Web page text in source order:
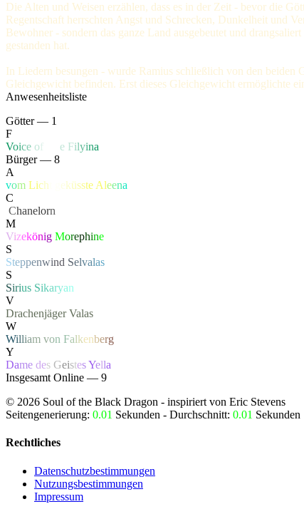
Die Alten und Weisen erzählen, dass es in der Zeit - bevor die
Regentschaft herrschten Angst und Schrecken, Dunkelheit und
Bewohner - sondern das ganze Land ausgebeutet und
gestanden hat.
In Liedern besungen - wurde Ramius schließlich von den
Gleichgewicht befinden. Erst dieses Gleichgewicht ermöglichte
Anwesenheitsliste
Götter — 1
F
Voice of e Filyina
Bürger — 8
A
vom Lich eküsste Aleena
C
Chanelorn
M
Vizekönig Morephine
S
Steppenwind Selvalas
S
Sirius Sikaryan
V
Drachenjäger Valas
W
William von Falkenberg
Y
Dame des GeistesYella
Insgesamt Online — 9
© 2026 Soul of the Black Dragon - inspiriert von Eric Stevens
Seitengenerierung: 0.01 Sekunden - Durchschnitt: 0.01 Sekunden
Rechtliches
Datenschutzbestimmungen
Nutzungsbestimmungen
Impressum